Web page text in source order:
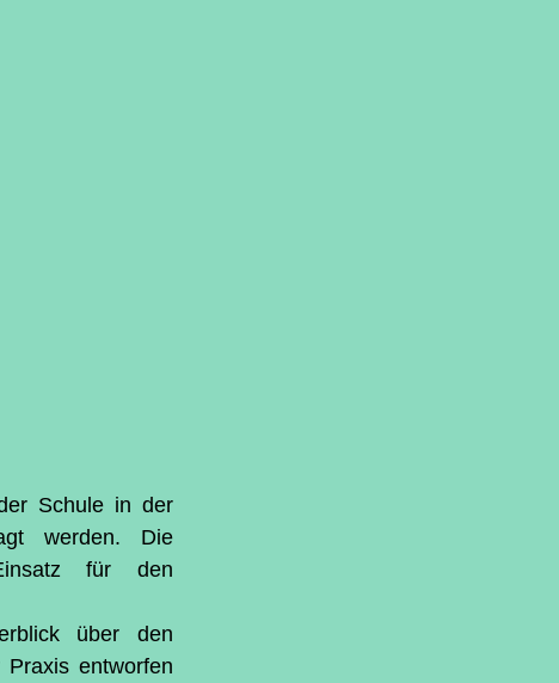
Schule in der
werden. Die
für den
über den
entworfen